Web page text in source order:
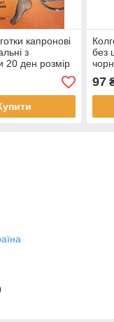
капронові
з
20 ден розмір
без
2 3
97